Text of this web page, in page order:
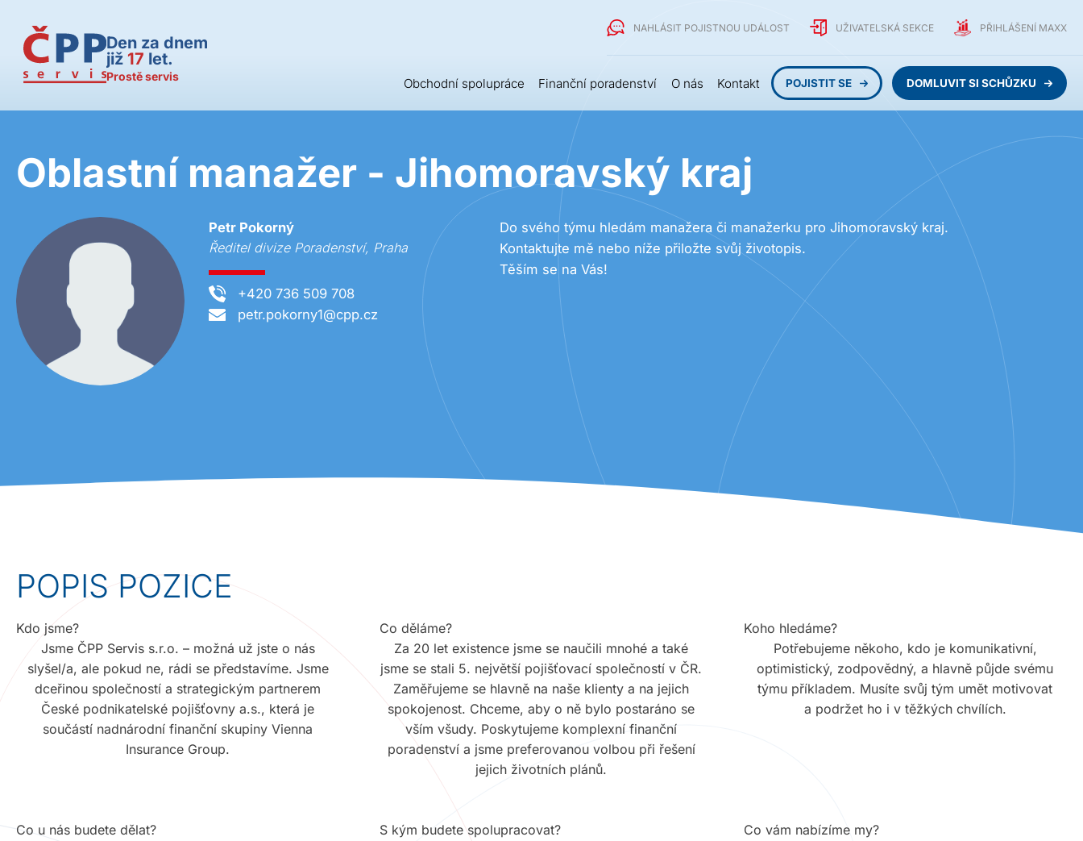
Den za dnem
již 17 let.
Prostě servis
NAHLÁSIT POJISTNOU UDÁLOST UŽIVATELSKÁ SEKCE PŘIHLÁŠENÍ MAXX
Obchodní spolupráce Finanční poradenství O nás Kontakt POJISTIT SE DOMLUVIT SI SCHŮZKU
Oblastní manažer - Jihomoravský kraj
Petr Pokorný
Ředitel divize Poradenství, Praha
+420 736 509 708
petr.pokorny1@cpp.cz
Do svého týmu hledám manažera či manažerku pro Jihomoravský kraj.
Kontaktujte mě nebo níže přiložte svůj životopis.
Těším se na Vás!
POPIS POZICE
Kdo jsme?
Jsme ČPP Servis s.r.o. – možná už jste o nás
slyšel/a, ale pokud ne, rádi se představíme. Jsme
dceřinou společností a strategickým partnerem
České podnikatelské pojišťovny a.s., která je
součástí nadnárodní finanční skupiny Vienna
Insurance Group.
Co děláme?
Za 20 let existence jsme se naučili mnohé a také
jsme se stali 5. největší pojišťovací společností v ČR.
Zaměřujeme se hlavně na naše klienty a na jejich
spokojenost. Chceme, aby o ně bylo postaráno se
vším všudy. Poskytujeme komplexní finanční
poradenství a jsme preferovanou volbou při řešení
jejich životních plánů.
Koho hledáme?
Potřebujeme někoho, kdo je komunikativní,
optimistický, zodpovědný, a hlavně půjde svému
týmu příkladem. Musíte svůj tým umět motivovat
a podržet ho i v těžkých chvílích.
Co u nás budete dělat?
S kým budete spolupracovat?
Co vám nabízíme my?